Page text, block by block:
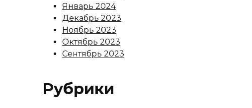
Январь 2024
Декабрь 2023
Ноябрь 2023
Октябрь 2023
Сентябрь 2023
Рубрики